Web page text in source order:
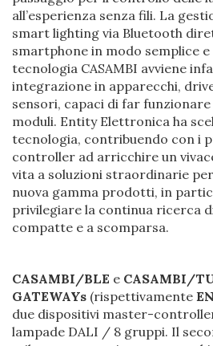
all’esperienza senza fili. La
smart lighting via Bluetooth
smartphone in modo semplice
tecnologia CASAMBI avviene
integrazione in apparecchi,
sensori, capaci di far
moduli. Entity Elettronica ha
tecnologia, contribuendo con i
controller ad arricchire un
vita a soluzioni straordinarie
nuova gamma prodotti, in
privilegiare la continua ricerca
compatte e a scomparsa.
CASAMBI/BLE e CASAMBI/
GATEWAYs (rispettivamente
due dispositivi master-
lampade DALI / 8 gruppi. Il